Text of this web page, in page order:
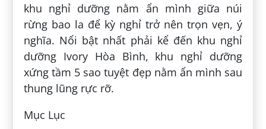
khu nghỉ dưỡng nằm ẩn mình giữa núi
rừng bao la để kỳ nghỉ trở nên trọn vẹn, ý
nghĩa. Nổi bật nhất phải kể đến khu nghỉ
dưỡng Ivory Hòa Bình, khu nghỉ dưỡng
xứng tầm 5 sao tuyệt đẹp nằm ẩn mình sau
thung lũng rực rỡ.
Mục Lục